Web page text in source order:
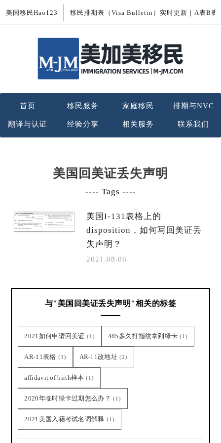
美国移民Hao123 移民排期表（Visa Bulletin）实时更新｜A表B表
首页 移民服务 家庭移民 排期与NVC
翻译与认证 经验分享 相关服务 联系我们
美国回美证丢失声明
---- Tags ----
美国I-131表格上的
disposition，如何写回美证丢
失声明？
2021.08.06
与"美国回美证丢失声明"相关的标签
2021如何申请回美证 (1) 485多久打指纹拿到绿卡 (1)
AR-11表格 (3) AR-11改地址 (2)
affidavit of birth样本 (1)
2020年临时绿卡过期怎么办？ (1)
2021美国入籍考试名词解释 (1)